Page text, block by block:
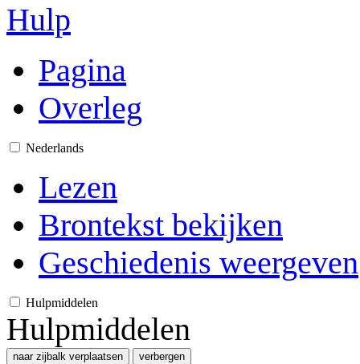
Hulp
Pagina
Overleg
Nederlands
Lezen
Brontekst bekijken
Geschiedenis weergeven
Hulpmiddelen
Hulpmiddelen
naar zijbalk verplaatsen verbergen